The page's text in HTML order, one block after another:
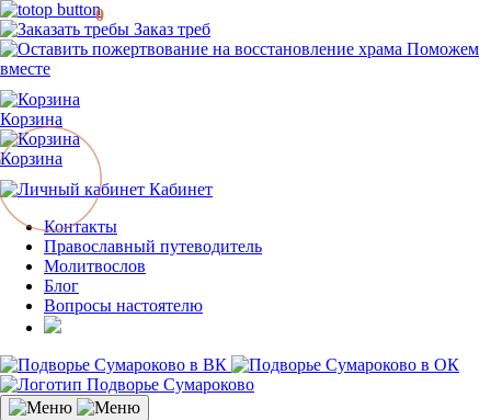
Заказ треб
Поможем
вместе
Корзина
Корзина
0
Кабинет
Контакты
Православный путеводитель
Молитвослов
Блог
Вопросы настоятелю